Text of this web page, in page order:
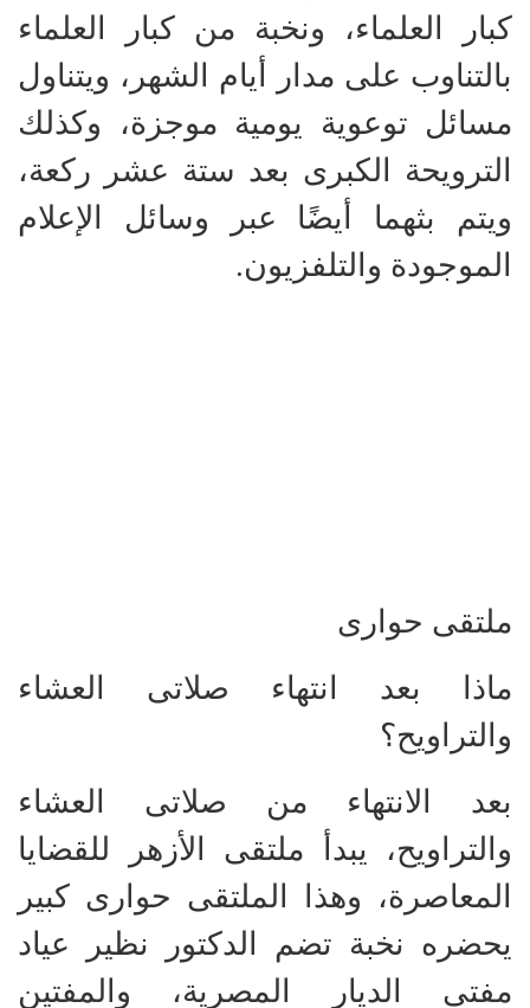
كبار العلماء، ونخبة من كبار العلماء
بالتناوب على مدار أيام الشهر، ويتناول
مسائل توعوية يومية موجزة، وكذلك
الترويحة الكبرى بعد ستة عشر ركعة،
ويتم بثهما أيضًا عبر وسائل الإعلام
الموجودة والتلفزيون.
ملتقى حوارى
ماذا بعد انتهاء صلاتى العشاء
والتراويح؟
بعد الانتهاء من صلاتى العشاء
والتراويح، يبدأ ملتقى الأزهر للقضايا
المعاصرة، وهذا الملتقى حوارى كبير
يحضره نخبة تضم الدكتور نظير عياد
مفتى الديار المصرية، والمفتين